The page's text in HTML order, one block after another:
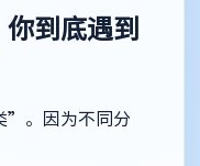
到底遇到
”。因为不同分